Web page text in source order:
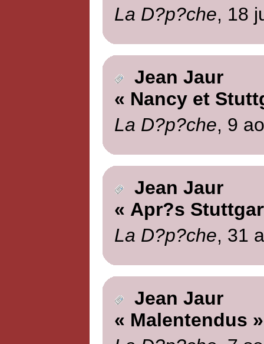
La D?p?che, 18
Jean Jaur
« Nancy et
La D?p?che, 9
Jean Jaur
« Apr?s
La D?p?che, 31
Jean Jaur
« Malentendus »